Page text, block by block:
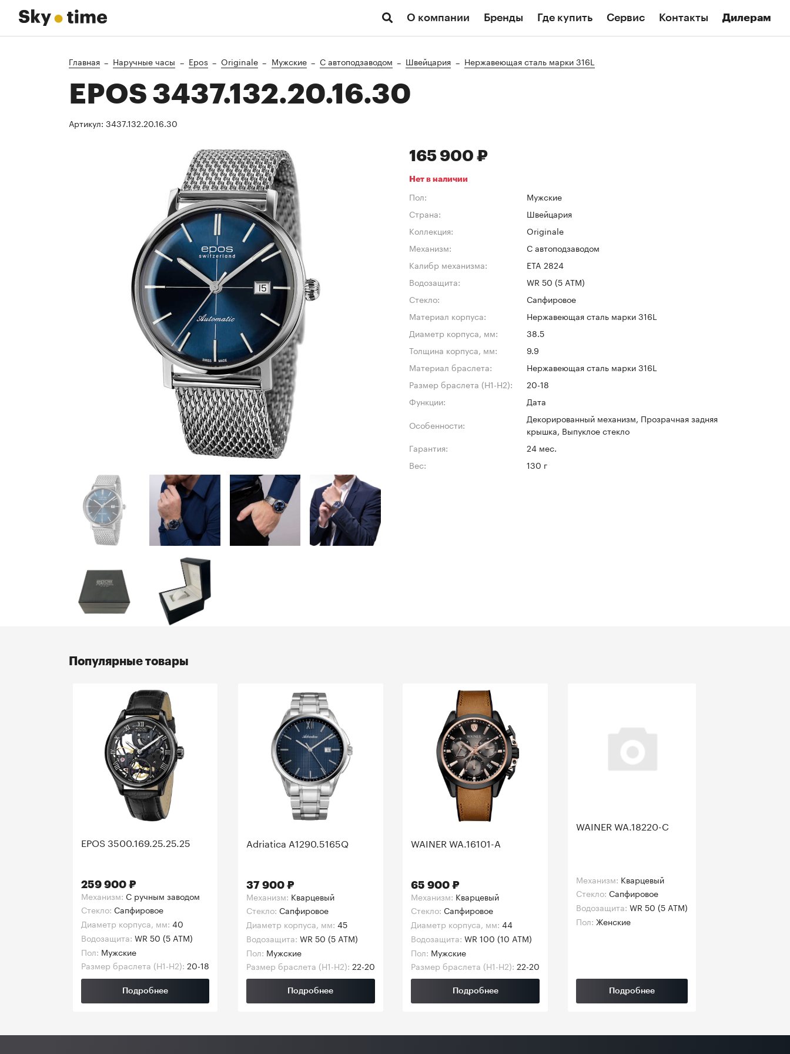
О компании Бренды Где купить Сервис Контакты Дилерам
Главная Наручные часы Epos Originale Мужские C автоподзаводом Швейцария Нержавеющая сталь марки 316L
EPOS 3437.132.20.16.30
Артикул: 3437.132.20.16.30
165 900 ₽
Нет в наличии
Пол:
Мужские
Страна:
Швейцария
Коллекция:
Originale
Механизм:
C автоподзаводом
Калибр механизма:
ETA 2824
Водозащита:
WR 50 (5 ATM)
Стекло:
Сапфировое
Материал корпуса:
Нержавеющая сталь марки 316L
Диаметр корпуса, мм:
38.5
Толщина корпуса, мм:
9.9
Материал браслета:
Нержавеющая сталь марки 316L
Размер браслета (H1-H2):
20-18
Функции:
Дата
Особенности:
Декорированный механизм, Прозрачная задняя
крышка, Выпуклое стекло
Гарантия:
24 мес.
Вес:
130 г
Популярные товары
EPOS 3500.169.25.25.25
259 900 ₽
Механизм: C ручным заводом
Стекло: Сапфировое
Диаметр корпуса, мм: 40
Водозащита: WR 50 (5 ATM)
Пол: Мужские
Размер браслета (H1-H2): 20-18
Подробнее
Adriatica A1290.5165Q
37 900 ₽
Механизм: Кварцевый
Стекло: Сапфировое
Диаметр корпуса, мм: 45
Водозащита: WR 50 (5 ATM)
Пол: Мужские
Размер браслета (H1-H2): 22-20
Подробнее
WAINER WA.16101-A
65 900 ₽
Механизм: Кварцевый
Стекло: Сапфировое
Диаметр корпуса, мм: 44
Водозащита: WR 100 (10 ATM)
Пол: Мужские
Размер браслета (H1-H2): 22-20
Подробнее
WAINER WA.18220-C
Механизм: Кварцевый
Стекло: Сапфировое
Водозащита: WR 50 (5 ATM)
Пол: Женские
Подробнее